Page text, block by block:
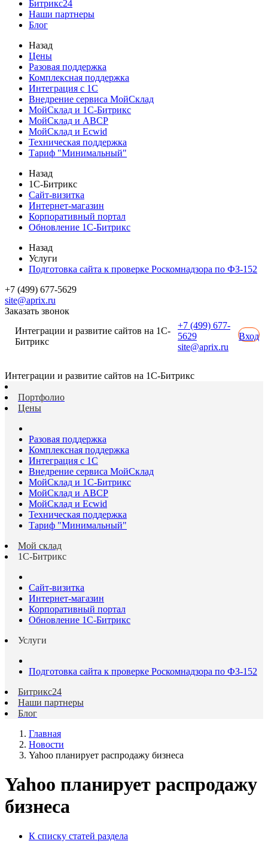
Битрикс24
Наши партнеры
Блог
Назад
Цены
Разовая поддержка
Комплексная поддержка
Интеграция с 1С
Внедрение сервиса МойСклад
МойСклад и 1С-Битрикс
МойСклад и ABCP
МойСклад и Ecwid
Техническая поддержка
Тариф "Минимальный"
Назад
1С-Битрикс
Сайт-визитка
Интернет-магазин
Корпоративный портал
Обновление 1С-Битрикс
Назад
Услуги
Подготовка сайта к проверке Роскомнадзора по ФЗ-152
+7 (499) 677-5629
site@aprix.ru
Заказать звонок
Интеграции и развитие сайтов на 1С-
Битрикс
+7 (499) 677-
5629
site@aprix.ru
Вход
Интеграции и развитие сайтов на 1С-Битрикс
Портфолио
Цены
Разовая поддержка
Комплексная поддержка
Интеграция с 1С
Внедрение сервиса МойСклад
МойСклад и 1С-Битрикс
МойСклад и ABCP
МойСклад и Ecwid
Техническая поддержка
Тариф "Минимальный"
Мой склад
1С-Битрикс
Сайт-визитка
Интернет-магазин
Корпоративный портал
Обновление 1С-Битрикс
Услуги
Подготовка сайта к проверке Роскомнадзора по ФЗ-152
Битрикс24
Наши партнеры
Блог
Главная
Новости
Yahoo планирует распродажу бизнеса
Yahoo планирует распродажу
бизнеса
К списку статей раздела